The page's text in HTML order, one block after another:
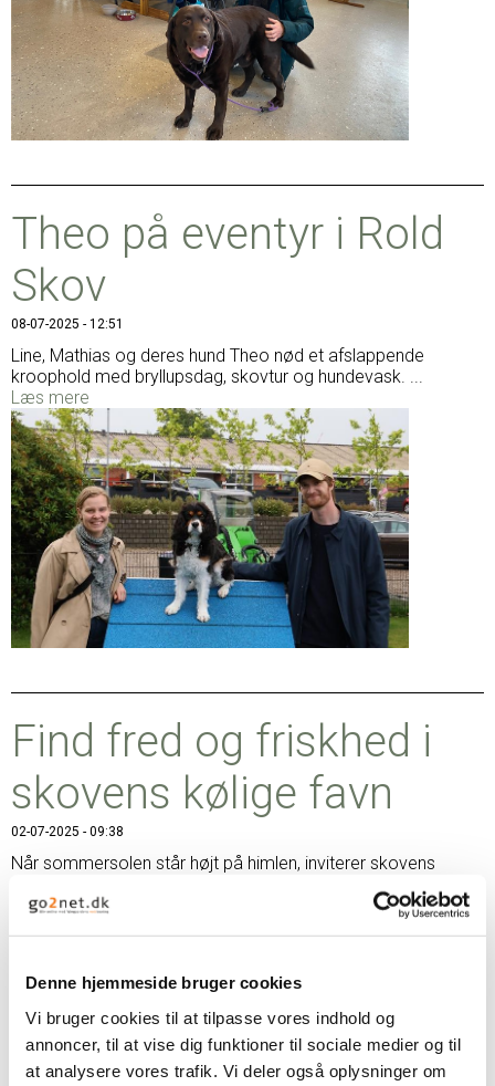
Denne hjemmeside bruger cookies
Vi bruger cookies til at tilpasse vores indhold og
annoncer, til at vise dig funktioner til sociale medier og til
at analysere vores trafik. Vi deler også oplysninger om
Theo på eventyr i Rold
Skov
08-07-2025 - 12:51
Line, Mathias og deres hund Theo nød et afslappende
kroophold med bryllupsdag, skovtur og hundevask. ...
Læs mere
Find fred og friskhed i
skovens kølige favn
02-07-2025 - 09:38
Når sommersolen står højt på himlen, inviterer skovens
lige uden for døren til Rold Gl. Kro, byder på svalende natur,